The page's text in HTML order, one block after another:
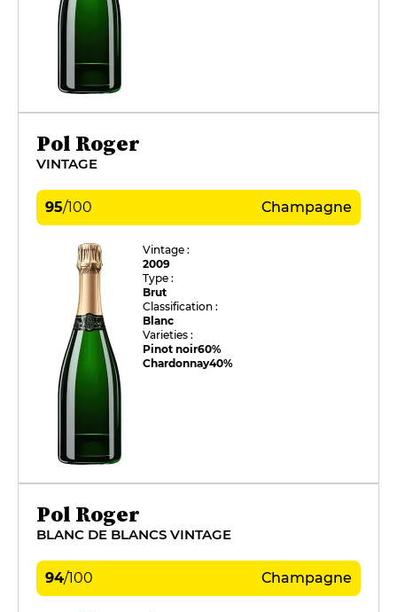
Pol Roger
VINTAGE
95/100 Champagne
Vintage :
2009
Type :
Brut
Classification :
Blanc
Varieties :
Pinot noir60%
Chardonnay40%
Pol Roger
BLANC DE BLANCS VINTAGE
94/100 Champagne